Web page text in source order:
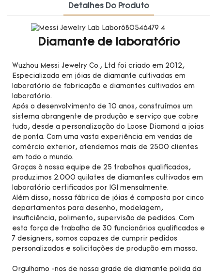
Detalhes Do Produto
Diamante de laboratório
Wuzhou Messi Jewelry Co., Ltd foi criado em 2012,
Especializada em jóias de diamante cultivadas em
laboratório de fabricação e diamantes cultivados em
laboratório.
Após o desenvolvimento de 10 anos, construímos um
sistema abrangente de produção e serviço que cobre
tudo, desde a personalização do Loose Diamond a joias
de ponta. Com uma vasta experiência em vendas de
comércio exterior, atendemos mais de 2500 clientes
em todo o mundo.
Graças à nossa equipe de 25 trabalhos qualificados,
produzimos 2.000 quilates de diamantes cultivados em
laboratório certificados por IGI mensalmente.
Além disso, nossa fábrica de jóias é composta por cinco
departamentos para desenho, modelagem,
insuficiência, polimento, supervisão de pedidos. Com
esta força de trabalho de 30 funcionários qualificados e
7 designers, somos capazes de cumprir pedidos
personalizados e solicitações de produção em massa.
Orgulhamo -nos de nossa grade de diamante polida da